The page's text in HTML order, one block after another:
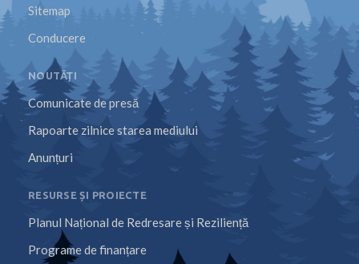
Sitemap
Conducere
NOUTĂȚI
Comunicate de presă
Rapoarte zilnice starea mediului
Anunțuri
RESURSE ȘI PROIECTE
Planul Național de Redresare și Reziliență
Programe de finanțare